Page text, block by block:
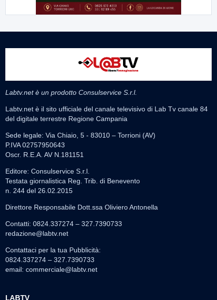
Labtv.net è un prodotto Consulservice S.r.l.
Labtv.net è il sito ufficiale del canale televisivo di Lab Tv canale 84
del digitale terrestre Regione Campania
Sede legale: Via Chiaio, 5 - 83010 – Torrioni (AV)
P.IVA 02757950643
Oscr. R.E.A. AV N.181151
Editore: Consulservice S.r.l.
Testata giornalistica Reg. Trib. di Benevento
n. 244 del 26.02.2015
Direttore Responsabile Dott.ssa Oliviero Antonella
Contatti: 0824.337274 – 327.7390733
redazione@labtv.net
Contattaci per la tua Pubblicità:
0824.337274 – 327.7390733
email: commerciale@labtv.net
LABTV